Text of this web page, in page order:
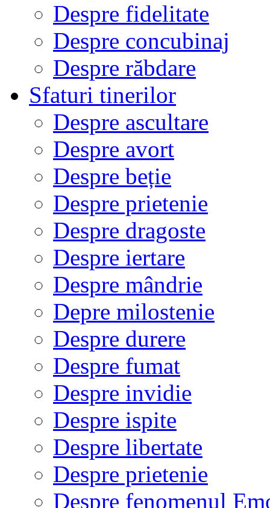
Despre fidelitate
Despre concubinaj
Despre răbdare
Sfaturi tinerilor
Despre ascultare
Despre avort
Despre beție
Despre prietenie
Despre dragoste
Despre iertare
Despre mândrie
Depre milostenie
Despre durere
Despre fumat
Despre invidie
Despre ispite
Despre libertate
Despre prietenie
Despre fenomenul